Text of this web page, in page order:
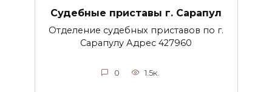
Судебные приставы г. Сарапул
Отделение судебных приставов по г.
Сарапулу Адрес 427960
0 1.5к.